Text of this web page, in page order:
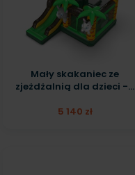
Mały skakaniec ze
zjeżdżalnią dla dzieci -...
5 140 zł